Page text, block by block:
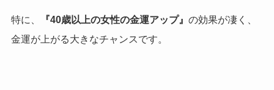
特に、 『40歳以上の女性の金運アップ』 の効果が凄く、
金運が上がる大きなチャンスです。